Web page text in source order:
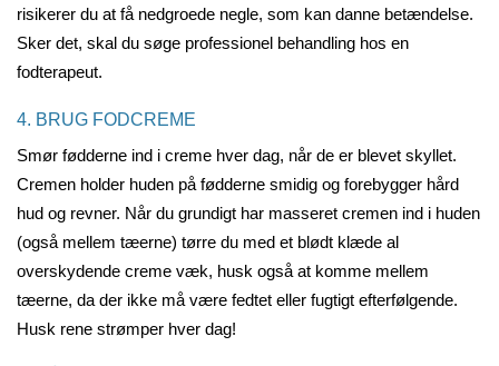
risikerer du at få nedgroede negle, som kan danne betændelse.
Sker det, skal du søge professionel behandling hos en
fodterapeut.
4. BRUG FODCREME
Smør fødderne ind i creme hver dag, når de er blevet skyllet.
Cremen holder huden på fødderne smidig og forebygger hård
hud og revner. Når du grundigt har masseret cremen ind i huden
(også mellem tæerne) tørre du med et blødt klæde al
overskydende creme væk, husk også at komme mellem
tæerne, da der ikke må være fedtet eller fugtigt efterfølgende.
Husk rene strømper hver dag!